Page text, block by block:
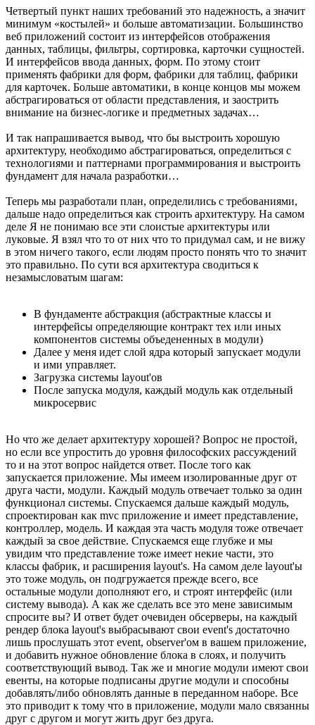
Четвертый пункт наших требований это надежность, а значит
минимум «костылей» и больше автоматизации. Большинство
веб приложений состоит из интерфейсов отображения
данных, таблицы, фильтры, сортировка, карточки сущностей.
И интерфейсов ввода данных, форм. По этому стоит
применять фабрики для форм, фабрики для таблиц, фабрики
для карточек. Больше автоматики, в конце концов мы можем
абстрагироваться от области представления, и заострить
внимание на бизнес-логике и предметных задачах…
И так напрашивается вывод, что бы выстроить хорошую
архитектуру, необходимо абстрагироваться, определиться с
технологиями и паттернами программирования и выстроить
фундамент для начала разработки…
Теперь мы разработали план, определились с требованиями,
дальше надо определиться как строить архитектуру. На самом
деле Я не понимаю все эти слоистые архитектуры или
луковые. Я взял что то от них что то придумал сам, и не вижу
в этом ничего такого, если людям просто понять что то значит
это правильно. По сути вся архитектура сводиться к
незамысловатым шагам:
В фундаменте абстракция (абстрактные классы и
интерфейсы определяющие контракт тех или иных
компонентов системы объедененных в модули)
Далее у меня идет слой ядра который запускает модули
и ими управляет.
Загрузка системы layout'ов
После запуска модуля, каждый модуль как отдельный
микросервис
Но что же делает архитектуру хорошей? Вопрос не простой,
но если все упростить до уровня философских рассуждений
то и на этот вопрос найдется ответ. После того как
запускается приложение. Мы имеем изолированные друг от
друга части, модули. Каждый модуль отвечает только за один
функционал системы. Спускаемся дальше каждый модуль,
спроектирован как mvc приложение и имеет представление,
контроллер, модель. И каждая эта часть модуля тоже отвечает
каждый за свое действие. Спускаемся еще глубже и мы
увидим что представление тоже имеет некие части, это
классы фабрик, и расширения layout's. На самом деле layout'ы
это тоже модуль, он подгружается прежде всего, все
остальные модули дополняют его, и строят интерфейс (или
систему вывода). А как же сделать все это мене зависимым
спросите вы? И ответ будет очевиден обсерверы, на каждый
рендер блока layout's выбрасывают свои event's достаточно
лишь прослушать этот event, observer'ом в вашем приложение,
и добавить нужное обновление блока в слоях, и получить
соответствующий вывод. Так же и многие модули имеют свои
евенты, на которые подписаны другие модули и способны
добавлять/либо обновлять данные в переданном наборе. Все
это приводит к тому что в приложение, модули мало связанны
друг с другом и могут жить друг без друга.